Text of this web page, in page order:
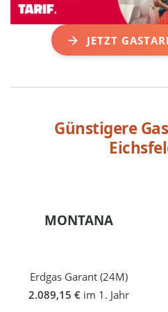
JETZT
Günstigere
MONTANA
Erdgas Garant (24M)
2.089,15 € im 1. Jahr